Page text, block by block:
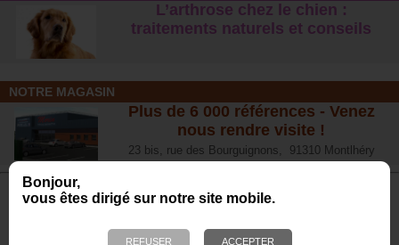
Bonjour,
vous êtes dirigé sur notre site mobile.
L’arthrose chez le chien :
traitements naturels et conseil s
NOTRE MAGASIN
Plus de 6 000 références - Venez
nous rendre visite !
23 bis, rue des Bourguignons, 91310 Montlhéry
Avis de nos Clients
derniers mois. *